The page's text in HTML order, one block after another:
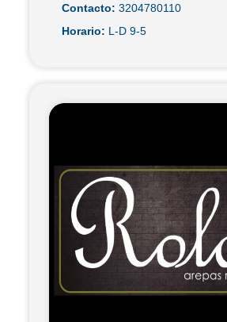
Contacto: 3204780110
Horario: L-D 9-5